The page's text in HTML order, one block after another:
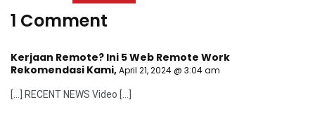
1 Comment
Kerjaan Remote? Ini 5 Web Remote Work
Rekomendasi Kami,April 21, 2024 @ 3:04 am
[…] RECENT NEWS Video […]